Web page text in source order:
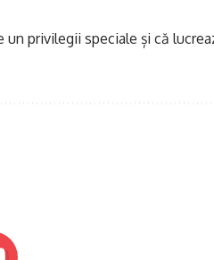
privilegii speciale și că